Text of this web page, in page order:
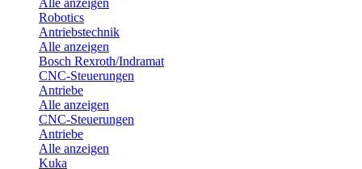
Alle anzeigen
Robotics
Antriebstechnik
Alle anzeigen
Bosch Rexroth/Indramat
CNC-Steuerungen
Antriebe
Alle anzeigen
CNC-Steuerungen
Antriebe
Alle anzeigen
Kuka